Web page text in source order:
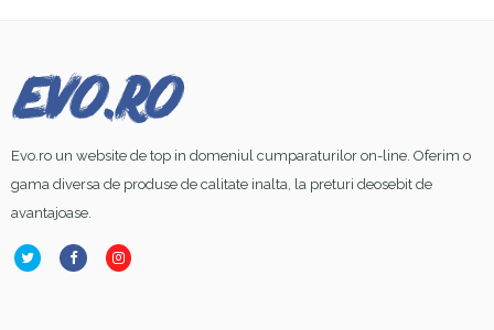
Evo.ro un website de top in domeniul cumparaturilor on-line. Oferim o
gama diversa de produse de calitate inalta, la preturi deosebit de
avantajoase.